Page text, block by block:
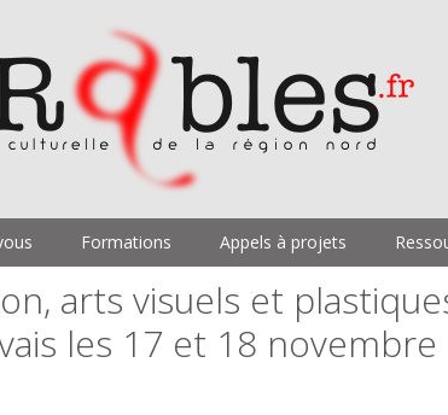
Formations Appels à projets
arts visuels et
les 17 et 18 novembre